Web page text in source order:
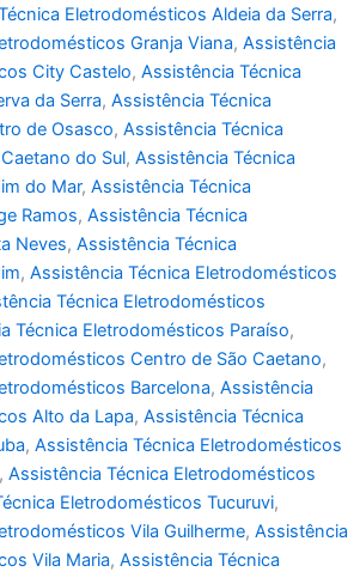
Eletrodomésticos Aldeia da Serra,
Granja Viana, Assistência
City Castelo, Assistência Técnica
da Serra, Assistência Técnica
de Osasco, Assistência Técnica
do Sul, Assistência Técnica
do Mar, Assistência Técnica
Ramos, Assistência Técnica
Neves, Assistência Técnica
, Assistência Técnica Eletrodomésticos
Técnica Eletrodomésticos
Técnica Eletrodomésticos Paraíso,
Centro de São Caetano,
Barcelona, Assistência
Alto da Lapa, Assistência Técnica
, Assistência Técnica Eletrodomésticos
, Assistência Técnica Eletrodomésticos
Eletrodomésticos Tucuruvi,
Vila Guilherme, Assistência
Vila Maria, Assistência Técnica